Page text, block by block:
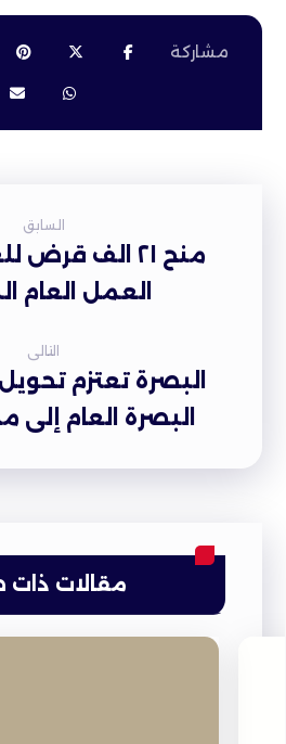
السابق
منح ٢١ الف
العمل العام
التالى
البصرة تعتزم
البصرة العام إلى
مقالات ذات